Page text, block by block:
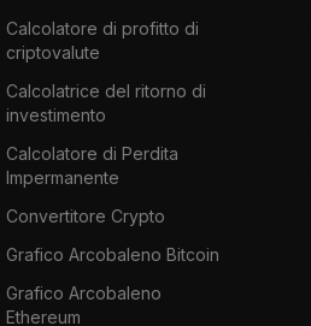
Calcolatore di profitto di
criptovalute
Calcolatrice del ritorno di
investimento
Calcolatore di Perdita
Impermanente
Convertitore Crypto
Grafico Arcobaleno Bitcoin
Grafico Arcobaleno
Ethereum